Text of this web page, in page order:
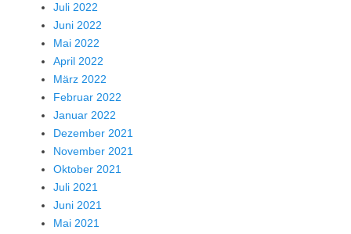
Juli 2022
Juni 2022
Mai 2022
April 2022
März 2022
Februar 2022
Januar 2022
Dezember 2021
November 2021
Oktober 2021
Juli 2021
Juni 2021
Mai 2021